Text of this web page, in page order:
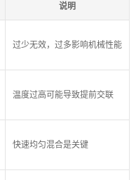
说明
过少无效，过多影响机械性能
温度过高可能导致提前交联
快速均匀混合是关键